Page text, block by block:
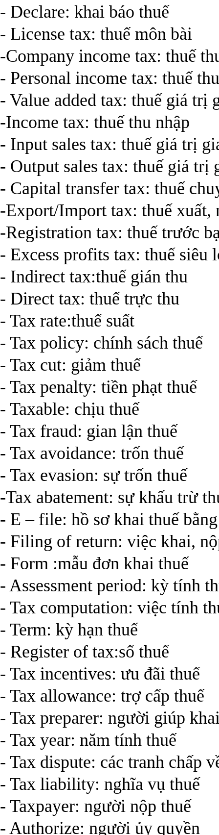
- Declare: khai báo thuế
- License tax: thuế môn bài
-Company income tax: thuế
- Personal income tax: thuế
- Value added tax: thuế giá trị
-Income tax: thuế thu nhập
- Input sales tax: thuế giá trị
- Output sales tax: thuế giá trị
- Capital transfer tax: thuế
-Export/Import tax: thuế xuất,
-Registration tax: thuế trước
- Excess profits tax: thuế siêu
- Indirect tax:thuế gián thu
- Direct tax: thuế trực thu
- Tax rate:thuế suất
- Tax policy: chính sách thuế
- Tax cut: giảm thuế
- Tax penalty: tiền phạt thuế
- Taxable: chịu thuế
- Tax fraud: gian lận thuế
- Tax avoidance: trốn thuế
- Tax evasion: sự trốn thuế
-Tax abatement: sự khấu trừ
- E – file: hồ sơ khai thuế
- Filing of return: việc khai,
- Form :mẫu đơn khai thuế
- Assessment period: kỳ tính
- Tax computation: việc tính
- Term: kỳ hạn thuế
- Register of tax:sổ thuế
- Tax incentives: ưu đãi thuế
- Tax allowance: trợ cấp thuế
- Tax preparer: người giúp
- Tax year: năm tính thuế
- Tax dispute: các tranh chấp
- Tax liability: nghĩa vụ thuế
- Taxpayer: người nộp thuế
- Authorize: người ủy quyền